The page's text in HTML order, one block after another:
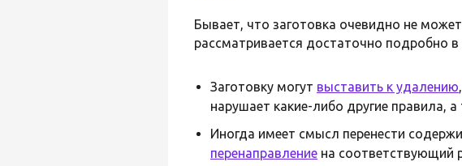
Бывает, что заготовка очевидно не
рассматривается достаточно подробно
Заготовку могут выставить к удалению
нарушает какие-либо другие правила, а
Иногда имеет смысл перенести
перенаправление на соответствующий